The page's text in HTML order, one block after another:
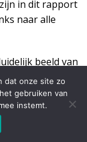
in dit rapport
naar alle
beeld van
in de
zorg,
scholen en
dat onze site zo
gebruiken van
instemt.